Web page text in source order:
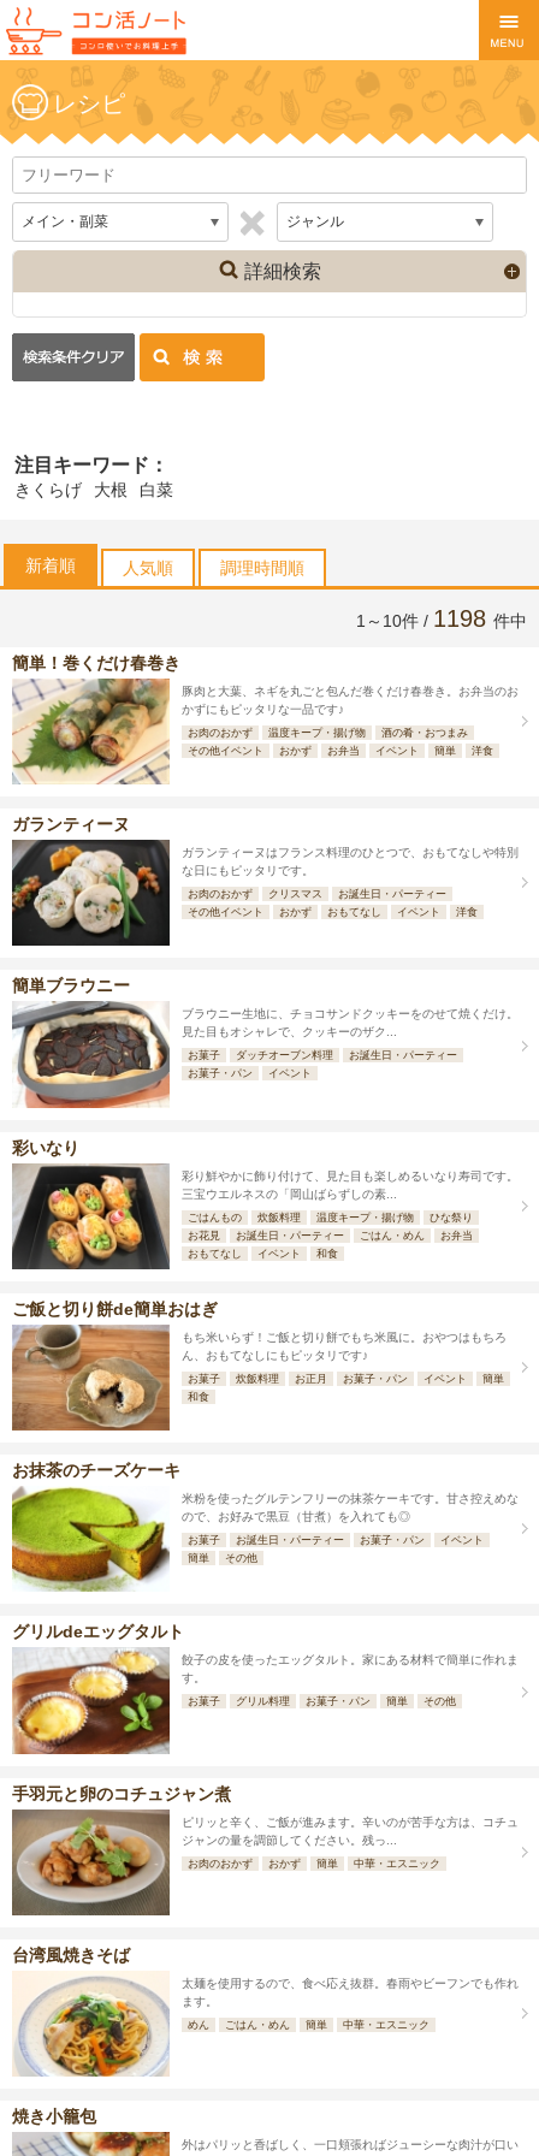
レシピ
詳細検索
注目キーワード：
きくらげ 大根 白菜
新着順 人気順 調理時間順
1～10件 / 1198 件中
簡単！巻くだけ春巻き
豚肉と大葉、ネギを丸ごと包んだ巻くだけ春巻き。お弁当のお
かずにもピッタリな一品です♪
お肉のおかず 温度キープ・揚げ物
酒の肴・おつまみ
その他イベント
おかず お弁当 イベント 簡単 洋食
ガランティーヌ
ガランティーヌはフランス料理のひとつで、おもてなしや特別
な日にもピッタリです。
お肉のおかず クリスマス
お誕生日・パーティー
その他イベント
おかず おもてなし イベント 洋食
簡単ブラウニー
ブラウニー生地に、チョコサンドクッキーをのせて焼くだけ。
見た目もオシャレで、クッキーのザク...
お菓子 ダッチオーブン料理
お誕生日・パーティー
お菓子・パン
イベント
彩いなり
彩り鮮やかに飾り付けて、見た目も楽しめるいなり寿司です。
三宝ウエルネスの「岡山ばらずしの素...
ごはんもの 炊飯料理 温度キープ・揚げ物
ひな祭り
お花見
お誕生日・パーティー ごはん・めん
お弁当
おもてなし
イベント 和食
ご飯と切り餅de簡単おはぎ
もち米いらず！ご飯と切り餅でもち米風に。おやつはもちろ
ん、おもてなしにもピッタリです♪
お菓子 炊飯料理 お正月 お菓子・パン イベント
簡単
和食
お抹茶のチーズケーキ
米粉を使ったグルテンフリーの抹茶ケーキです。甘さ控えめな
ので、お好みで黒豆（甘煮）を入れても◎
お菓子 お誕生日・パーティー お菓子・パン
イベント
簡単
その他
グリルdeエッグタルト
餃子の皮を使ったエッグタルト。家にある材料で簡単に作れま
す。
お菓子 グリル料理 お菓子・パン 簡単 その他
手羽元と卵のコチュジャン煮
ピリッと辛く、ご飯が進みます。辛いのが苦手な方は、コチュ
ジャンの量を調節してください。残っ...
お肉のおかず おかず 簡単 中華・エスニック
台湾風焼きそば
太麺を使用するので、食べ応え抜群。春雨やビーフンでも作れ
ます。
めん ごはん・めん 簡単 中華・エスニック
焼き小籠包
外はパリッと香ばしく、一口頬張ればジューシーな肉汁が口い